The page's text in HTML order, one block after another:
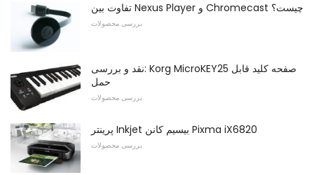
تفاوت بین Nexus Player و Chromecast چیست؟
بررسی محصولات
نقد و بررسی: Korg MicroKEY25 صفحه کلید قابل
حمل
بررسی محصولات
پرینتر Inkjet بیسیم کانن Pixma iX6820
بررسی محصولات